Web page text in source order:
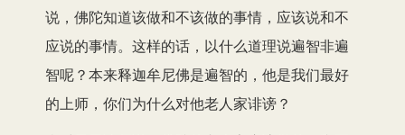
说，佛陀知道该做和不该做的事情，应该说和不
应说的事情。这样的话，以什么道理说遍智非遍
智呢？本来释迦牟尼佛是遍智的，他是我们最好
的上师，你们为什么对他老人家诽谤？